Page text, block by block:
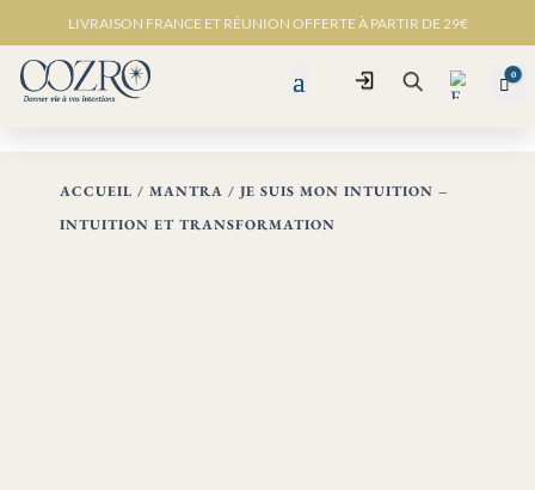
LIVRAISON FRANCE ET RÉUNION OFFERTE À PARTIR DE 29€
ConnexionRecherche
0
ACCUEIL / MANTRA / JE SUIS MON INTUITION –
INTUITION ET TRANSFORMATION